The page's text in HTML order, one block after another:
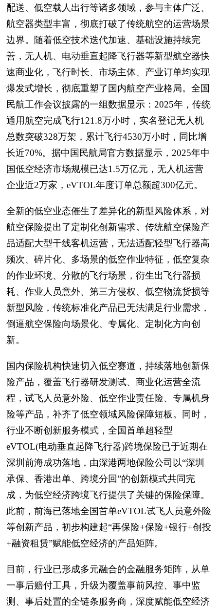
配送、低空载人出行等诸多领域，参与主体广泛、
航空器类型丰富，彻底打破了传统航空的运营场景
边界。随着低空技术迭代加速、基础设施持续完
善，无人机、电动垂直起降飞行器等新型航空器快
速商业化，飞行时长、市场主体、产业订单均实现
爆发式增长，彻底重塑了国内航空产业格局。全国
民航工作会议披露的一组数据显示：2025年，传统
通用航空完成飞行121.8万小时，实名登记无人机
总数突破328万架，累计飞行4530万小时，同比增
长近70%。据中国民航局官方数据显示，2025年中
国低空经济市场规模已达1.5万亿元，无人机运营
企业近2万家，eVTOL年度订单总额超300亿元。
全新的低空业态催生了差异化的新型风险体系，对
航空保险提出了定制化创新需求。传统航空保险产
品适配大型干线客机运营，无法适配轻型飞行器高
频次、碎片化、多场景的低空作业特征，低空复杂
的作业环境、分散的飞行场景，衍生出飞行器损
耗、作业人员意外、第三方侵权、低空物流货损等
新型风险，传统标准化产品已无法满足行业需求，
倒逼航空保险向场景化、专属化、定制化方向创
新。
国内保险机构快速切入低空赛道，持续落地创新保
险产品，覆盖飞行器研发测试、商业化运营全流
程，试飞人员意外险、低空作业责任险、专属机身
险等产品，补齐了低空领域风险保障短板。同时，
行业不断创新服务模式，全国首单超轻型
eVTOL(电动垂直起降飞行器)跨境保险已于近期在
深圳前海成功落地，由深港两地保险公司以“深圳
承保、香港出单、跨境分回”的创新模式共同完
成，为低空经济跨境飞行提供了关键的保险保障。
此前，前海已落地全国首单eVTOL试飞人员意外险
等创新产品，初步构建起“再保险+保险+银行+创投
+融资租赁”赋能低空经济的产品矩阵。
目前，行业已形成多元融合的金融服务矩阵，从单
一事后赔付工具，升级为覆盖事前风控、事中监
测、事后处置的全链条服务商，深度赋能低空经济